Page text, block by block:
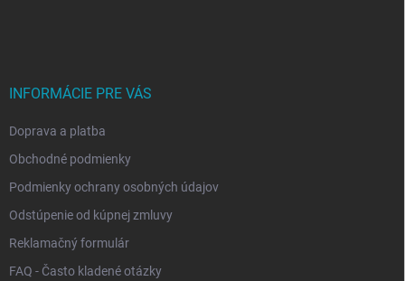
INFORMÁCIE PRE VÁS
Doprava a platba
Obchodné podmienky
Podmienky ochrany osobných údajov
Odstúpenie od kúpnej zmluvy
Reklamačný formulár
FAQ - Často kladené otázky